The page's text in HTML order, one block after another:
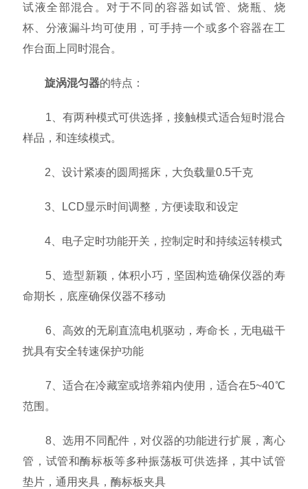
试液全部混合。对于不同的容器如试管、烧瓶、烧
杯、分液漏斗均可使用，可手持一个或多个容器在工
作台面上同时混合。
旋涡混匀器的特点：
1、有两种模式可供选择，接触模式适合短时混合
样品，和连续模式。
2、设计紧凑的圆周摇床，大负载量0.5千克
3、LCD显示时间调整，方便读取和设定
4、电子定时功能开关，控制定时和持续运转模式
5、造型新颖，体积小巧，坚固构造确保仪器的寿
命期长，底座确保仪器不移动
6、高效的无刷直流电机驱动，寿命长，无电磁干
扰具有安全转速保护功能
7、适合在冷藏室或培养箱内使用，适合在5~40℃
范围。
8、选用不同配件，对仪器的功能进行扩展，离心
管，试管和酶标板等多种振荡板可供选择，其中试管
垫片，通用夹具，酶标板夹具